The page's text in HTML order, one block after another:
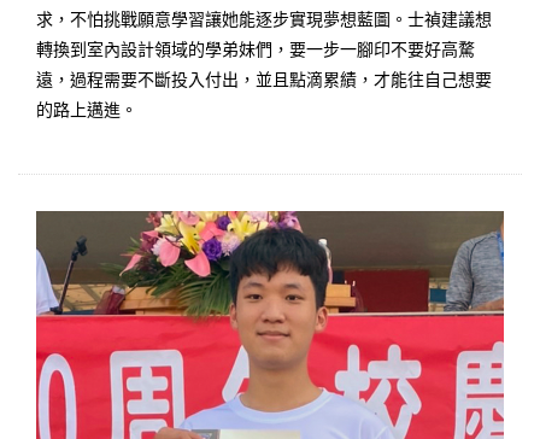
求，不怕挑戰願意學習讓她能逐步實現夢想藍圖。士禎建議想
轉換到室內設計領域的學弟妹們，要一步一腳印不要好高騖
遠，過程需要不斷投入付出，並且點滴累績，才能往自己想要
的路上邁進。